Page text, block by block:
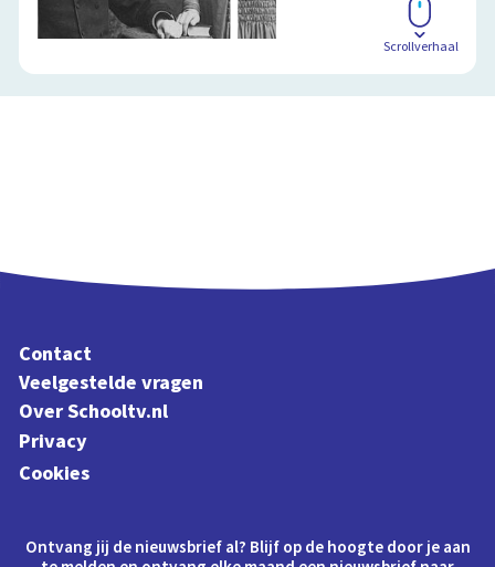
Scrollverhaal
Contact
Veelgestelde vragen
Over Schooltv.nl
Privacy
Cookies
Ontvang jij de nieuwsbrief al? Blijf op de hoogte door je aan